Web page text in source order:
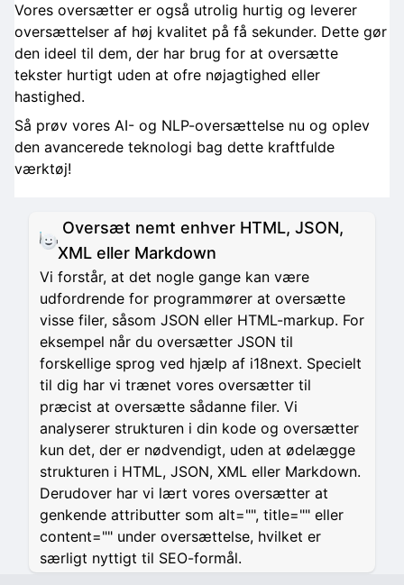
Vores oversætter er også utrolig hurtig og leverer
oversættelser af høj kvalitet på få sekunder. Dette gør
den ideel til dem, der har brug for at oversætte
tekster hurtigt uden at ofre nøjagtighed eller
hastighed.
Så prøv vores AI- og NLP-oversættelse nu og oplev
den avancerede teknologi bag dette kraftfulde
værktøj!
Oversæt nemt enhver HTML, JSON,
XML eller Markdown
Vi forstår, at det nogle gange kan være
udfordrende for programmører at oversætte
visse filer, såsom JSON eller HTML-markup. For
eksempel når du oversætter JSON til
forskellige sprog ved hjælp af i18next. Specielt
til dig har vi trænet vores oversætter til
præcist at oversætte sådanne filer. Vi
analyserer strukturen i din kode og oversætter
kun det, der er nødvendigt, uden at ødelægge
strukturen i HTML, JSON, XML eller Markdown.
Derudover har vi lært vores oversætter at
genkende attributter som alt="", title="" eller
content="" under oversættelse, hvilket er
særligt nyttigt til SEO-formål.